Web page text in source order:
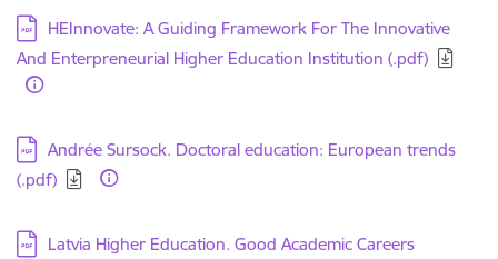
Lejupielādēt:
HEInnovate: A Guiding Framework For The Innovative
And Enterpreneurial Higher Education Institution (.pdf)
Lejupielādēt:
Andrée Sursock. Doctoral education: European trends
(.pdf)
Lejupielādēt:
Latvia Higher Education. Good Academic Careers